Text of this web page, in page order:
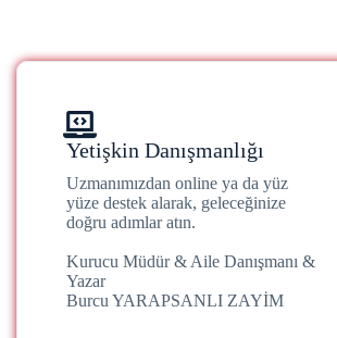
Yetişkin Danışmanlığı
Uzmanımızdan online ya da yüz
yüze destek alarak, geleceğinize
doğru adımlar atın.
Kurucu Müdür & Aile Danışmanı &
Yazar
Burcu YARAPSANLI ZAYİM